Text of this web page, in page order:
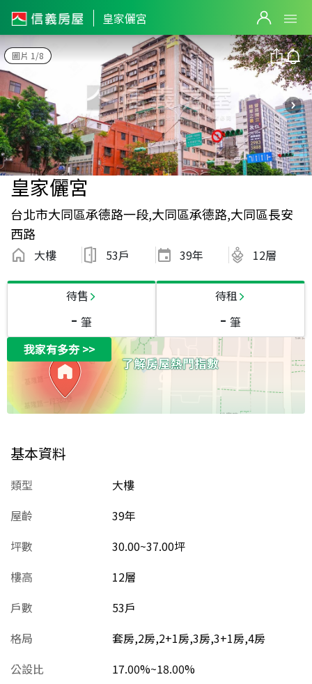
皇家儷宮
圖片 1/8
皇家儷宮
台北市大同區承德路一段,大同區承德路,大同區長安
西路
大樓 53戶 39年 12層
待售
- 筆
待租
- 筆
我家有多夯>>
基本資料
類型
大樓
屋齡
39年
坪數
30.00~37.00坪
樓高
12層
戶數
53戶
格局
套房,2房,2+1房,3房,3+1房,4房
公設比
17.00%~18.00%